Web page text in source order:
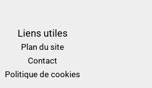
Liens utiles
Plan du site
Contact
Politique de cookies